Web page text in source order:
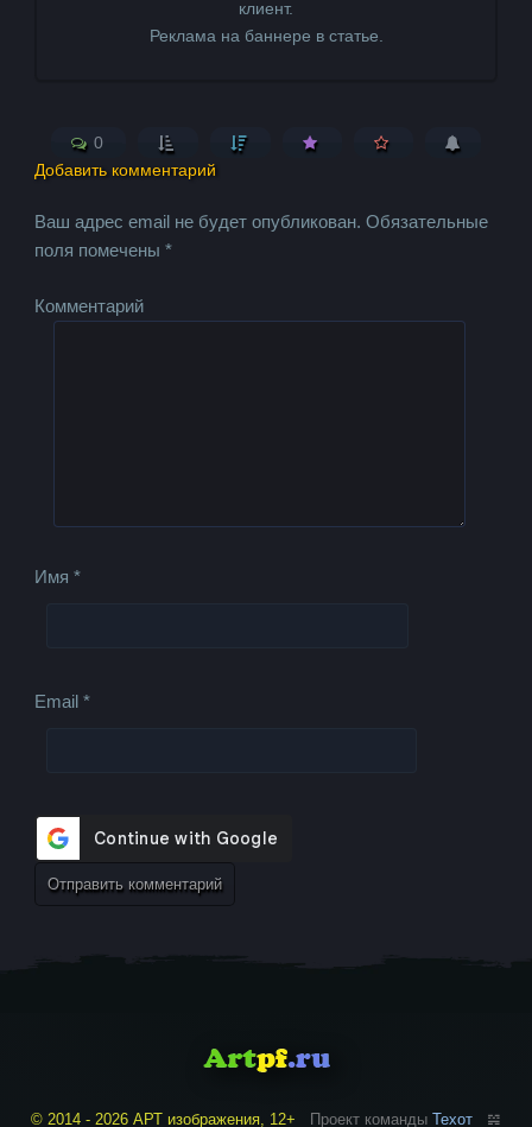
клиент.
Реклама на баннере в статье.
0
Добавить комментарий
Ваш адрес email не будет опубликован. Обязательные
поля помечены*
Комментарий
Имя*
Email*
© 2014 - 2026 АРТ изображения, 12+ Проект команды Техот 𝌴